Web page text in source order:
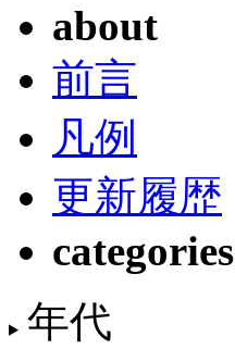
about
前言
凡例
更新履歴
categories
年代